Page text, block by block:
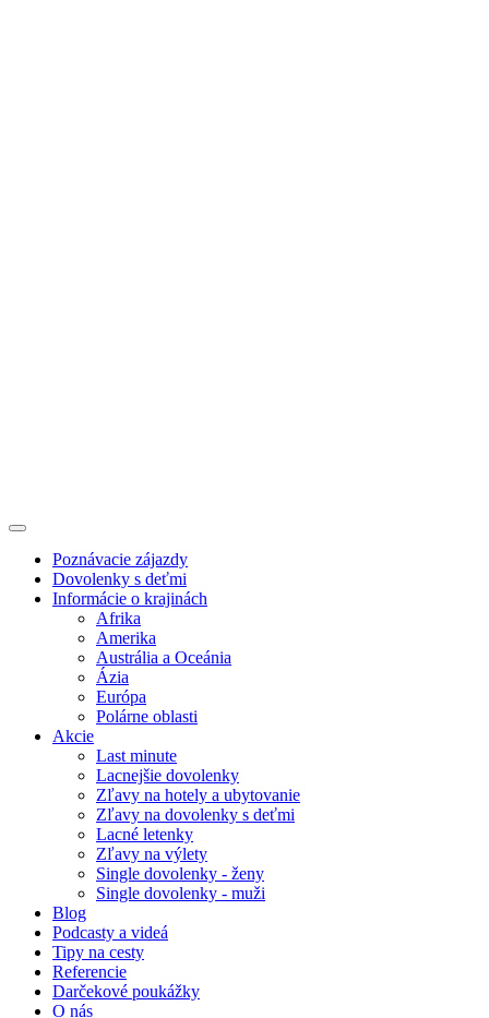
Poznávacie zájazdy
Dovolenky s deťmi
Informácie o krajinách
Afrika
Amerika
Austrália a Oceánia
Ázia
Európa
Polárne oblasti
Akcie
Last minute
Lacnejšie dovolenky
Zľavy na hotely a ubytovanie
Zľavy na dovolenky s deťmi
Lacné letenky
Zľavy na výlety
Single dovolenky - ženy
Single dovolenky - muži
Blog
Podcasty a videá
Tipy na cesty
Referencie
Darčekové poukážky
O nás